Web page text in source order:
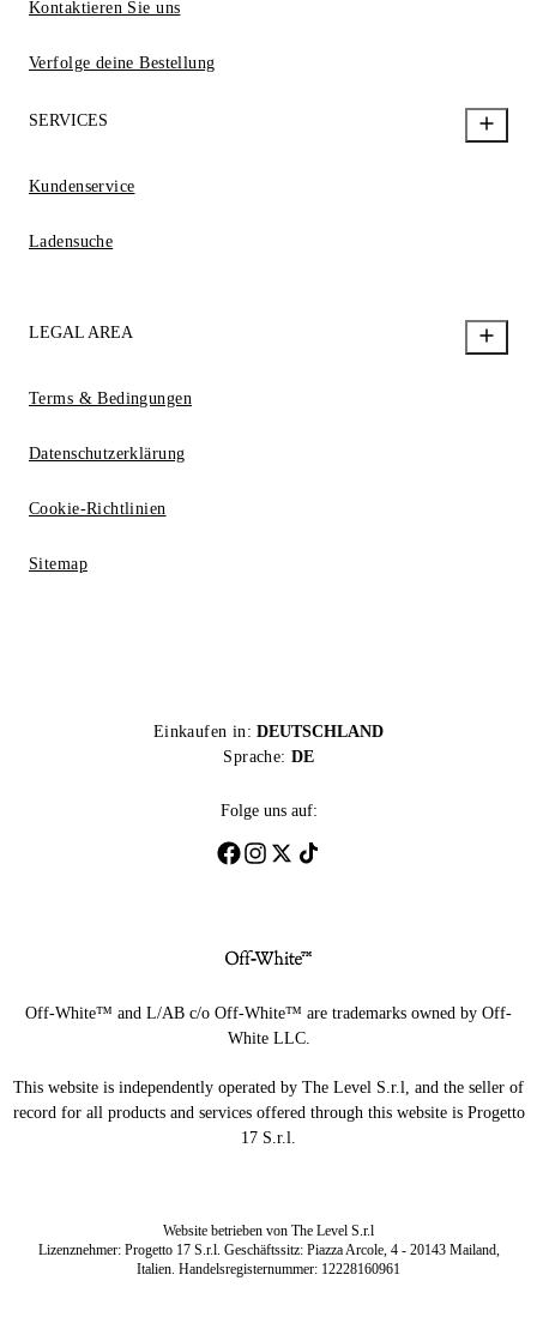
Kontaktieren Sie uns
Verfolge deine Bestellung
SERVICES
Kundenservice
Ladensuche
LEGAL AREA
Terms & Bedingungen
Datenschutzerklärung
Cookie-Richtlinien
Sitemap
Einkaufen in: DEUTSCHLAND
Sprache: DE
Folge uns auf:
Off-White™ and L/AB c/o Off-White™ are trademarks owned by Off-
White LLC.
This website is independently operated by The Level S.r.l, and the seller of
record for all products and services offered through this website is Progetto
17 S.r.l.
Website betrieben von The Level S.r.l
Lizenznehmer: Progetto 17 S.r.l. Geschäftssitz: Piazza Arcole, 4 - 20143 Mailand,
Italien. Handelsregisternummer: 12228160961